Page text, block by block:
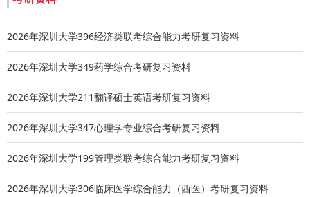
1.身份证正反面扫描件或者照片；
2.学生证扫描件或者照片；
3.已修全部课程的正式成绩单（加盖院或教务处公章）；
4.英语水平证明材料（例如英语四六级、托福、雅思等成绩
5.其他能够体现本人学习及科研能力的证明材料（各类获奖
证书、代表性的学术论文首页、专利授权证明等）
6.个人简历。
同时将以上材料一并发送至zhengzhipeng@szu.edu.cn（郑
老师），以“2026微纳光电子学研究院暑期学校：姓名-学校
2026年深圳大学396经济类联考综合能力考研复习资料
2026年深圳大学349药学综合考研复习资料
2026年深圳大学211翻译硕士英语考研复习资料
2026年深圳大学347心理学专业综合考研复习资料
2026年深圳大学199管理类联考综合能力考研复习资料
2026年深圳大学306临床医学综合能力（西医）考研复习资料